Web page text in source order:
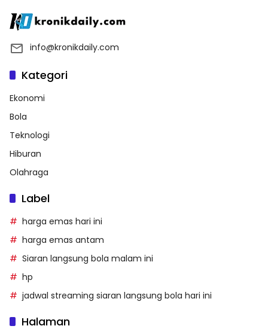
info@kronikdaily.com
Kategori
Ekonomi
Bola
Teknologi
Hiburan
Olahraga
Label
harga emas hari ini
harga emas antam
Siaran langsung bola malam ini
hp
jadwal streaming siaran langsung bola hari ini
Halaman